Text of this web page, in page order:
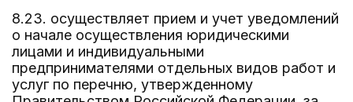
8.23. осуществляет прием и учет уведомлений
о начале осуществления юридическими
лицами и индивидуальными
предпринимателями отдельных видов работ и
услуг по перечню, утвержденному